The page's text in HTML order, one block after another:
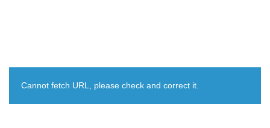
Cannot fetch URL, please check and correct it.